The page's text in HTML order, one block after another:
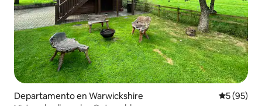
Departamento en Warwickshire
5 (95)